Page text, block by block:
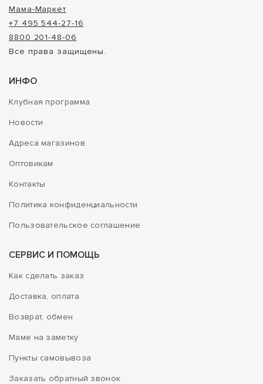
Мама-Маркет
+7 495 544-27-16
8800 201-48-06
Все права защищены.
ИНФО
Клубная программа
Новости
Адреса магазинов
Оптовикам
Контакты
Политика конфиденциальности
Пользовательское соглашение
СЕРВИС И ПОМОЩЬ
Как сделать заказ
Доставка, оплата
Возврат, обмен
Маме на заметку
Пункты самовывоза
Заказать обратный звонок